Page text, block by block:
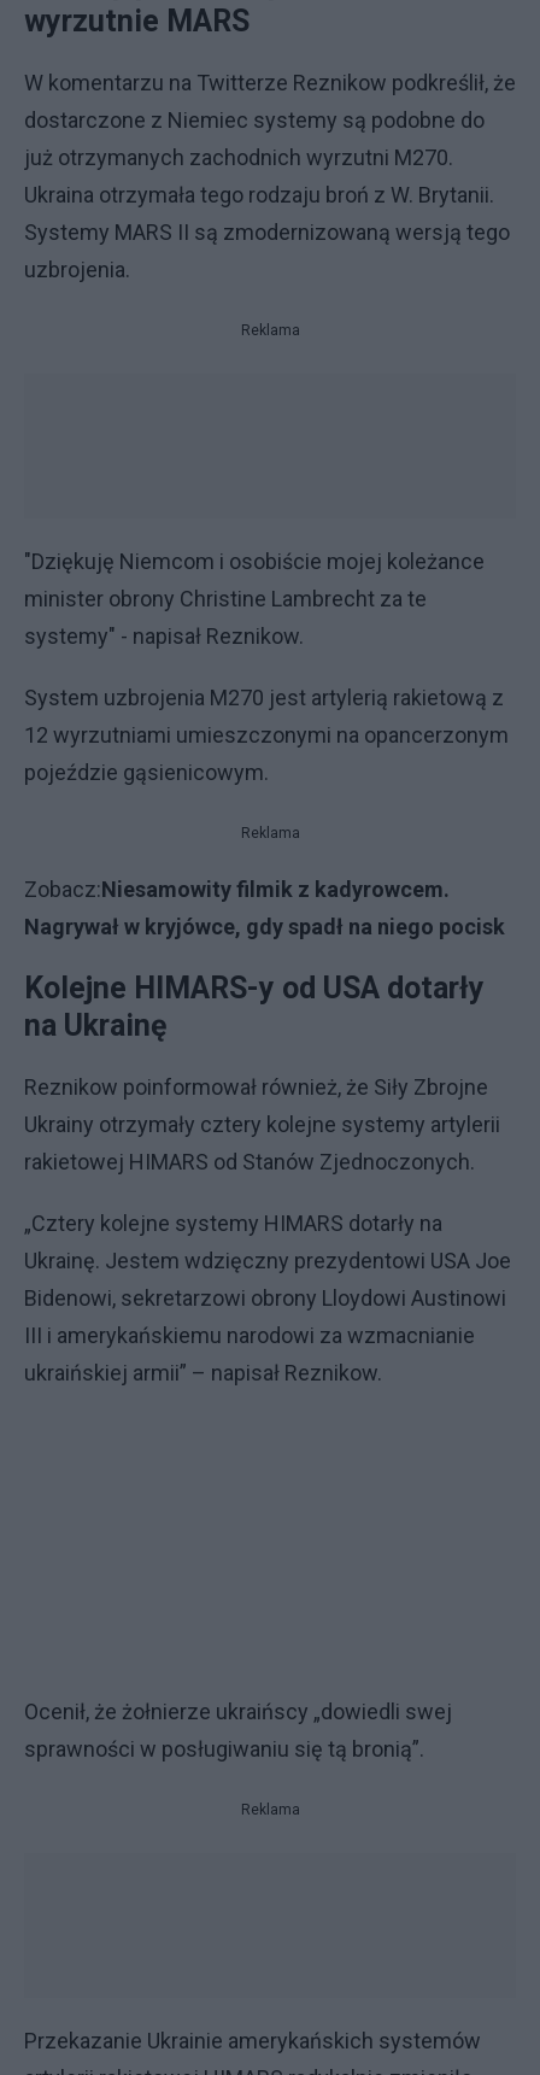
wyrzutnie MARS
W komentarzu na Twitterze Reznikow podkreślił, że
dostarczone z Niemiec systemy są podobne do
już otrzymanych zachodnich wyrzutni M270.
Ukraina otrzymała tego rodzaju broń z W. Brytanii.
Systemy MARS II są zmodernizowaną wersją tego
uzbrojenia.
Reklama
"Dziękuję Niemcom i osobiście mojej koleżance
minister obrony Christine Lambrecht za te
systemy" - napisał Reznikow.
System uzbrojenia M270 jest artylerią rakietową z
12 wyrzutniami umieszczonymi na opancerzonym
pojeździe gąsienicowym.
Reklama
Zobacz:Niesamowity filmik z kadyrowcem.
Nagrywał w kryjówce, gdy spadł na niego pocisk
Kolejne HIMARS-y od USA dotarły
na Ukrainę
Reznikow poinformował również, że Siły Zbrojne
Ukrainy otrzymały cztery kolejne systemy artylerii
rakietowej HIMARS od Stanów Zjednoczonych.
„Cztery kolejne systemy HIMARS dotarły na
Ukrainę. Jestem wdzięczny prezydentowi USA Joe
Bidenowi, sekretarzowi obrony Lloydowi Austinowi
III i amerykańskiemu narodowi za wzmacnianie
ukraińskiej armii” – napisał Reznikow.
Ocenił, że żołnierze ukraińscy „dowiedli swej
sprawności w posługiwaniu się tą bronią”.
Reklama
Przekazanie Ukrainie amerykańskich systemów